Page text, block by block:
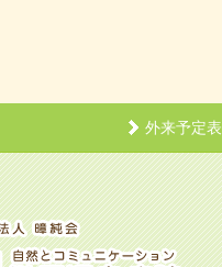
外来予定表